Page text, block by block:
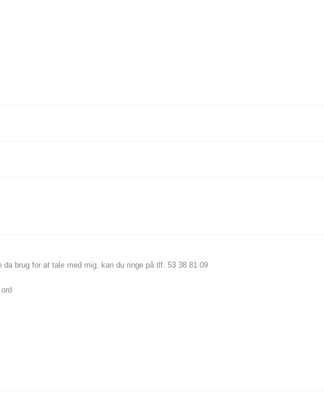
brug for at tale med mig, kan du ringe på tlf. 53 38 81 09